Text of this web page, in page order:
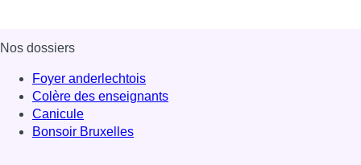
Nos dossiers
Foyer anderlechtois
Colère des enseignants
Canicule
Bonsoir Bruxelles